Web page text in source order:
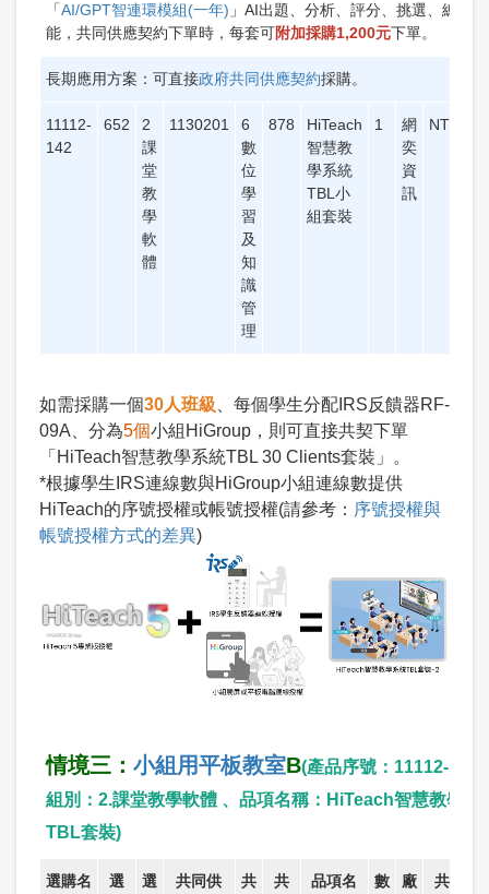
「AI/GPT智連環模組(一年) 」AI出題、分析、評分、挑選、總結功
能，共同供應契約下單時，每套可附加採購1,200元下單。
長期應用方案：可直接政府共同供應契約採購。
11112-
142
652
2
課
堂
教
學
軟
體
1130201
6
數
位
學
習
及
知
識
管
理
878
HiTeach
智慧教
學系統
TBL小
組套裝
1
網
奕
資
訊
如需採購一個30人班級 、每個學生分配IRS反饋器RF-
09A、分為5個小組HiGroup，則可直接共契下單
「HiTeach智慧教學系統TBL 30 Clients套裝」。
*根據學生IRS連線數與HiGroup小組連線數提供
HiTeach的序號授權或帳號授權(請參考： 序號授權與
帳號授權方式的差異)
情境三： 小組用平板教室B(產品序號：11112-142
組別：2.課堂教學軟體 、品項名稱：HiTeach智慧教學系
TBL套裝)
選購名 選 選 共同供 共 共 品項名 數 廠 共契價/